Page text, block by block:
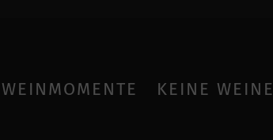
WEINMOMENTE KEINE WEINE